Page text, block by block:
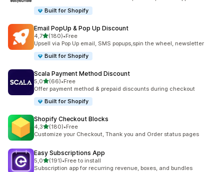
Built for Shopify
Email PopUp & Pop Up Discount
4,75 yıldız üzerinden
(180)
toplam 180 değerlendirme
•Free
Upsell via Pop Up email, SMS popups,spin the wheel, newsletter
Built for Shopify
Scala Payment Method Discount
5,05 yıldız üzerinden
(66)
toplam 66 değerlendirme
•Free
Offer payment method & prepaid discounts during checkout
Built for Shopify
Shopify Checkout Blocks
4,35 yıldız üzerinden
(180)
toplam 180 değerlendirme
•Free
Customize your Checkout, Thank you and Order status pages
Easy Subscriptions App
5,05 yıldız üzerinden
(191)
toplam 191 değerlendirme
•Free to install
Subscription app for recurring revenue, boxes, and bundles